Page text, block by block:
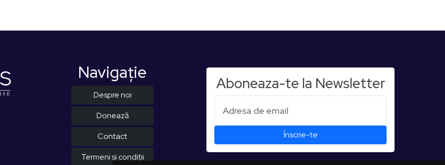
Navigaţie
Despre noi
Donează
Contact
Termeni și condiții
Aboneaza-te la Newsletter